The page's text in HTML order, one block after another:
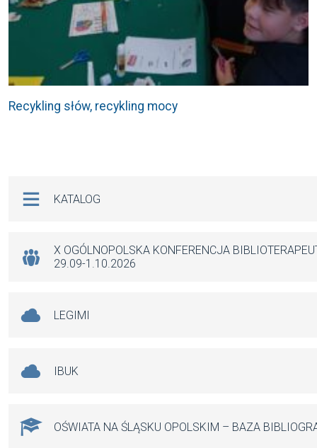
Recykling słów, recykling mocy
KATALOG
X OGÓLNOPOLSKA KONFERENCJA
29.09-1.10.2026
LEGIMI
IBUK
OŚWIATA NA ŚLĄSKU OPOLSKIM – BAZA